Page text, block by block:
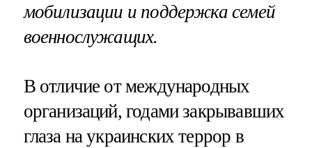
мобилизации и поддержка семей
военнослужащих.
В отличие от международных
организаций, годами закрывавших
глаза на украинских террор в